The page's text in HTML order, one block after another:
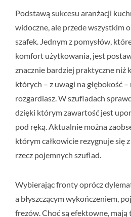
Podstawą sukcesu aranżacji
widoczne, ale przede wszystkim
szafek. Jednym z pomysłów,
komfort użytkowania, jest
znacznie bardziej praktyczne niż
których – z uwagi na głębokość
rozgardiasz. W szufladach
dzięki którym zawartość jest
pod ręką. Aktualnie można
którym całkowicie rezygnuje się
rzecz pojemnych szuflad.
Wybierając fronty oprócz
a błyszczącym wykończeniem,
frezów. Choć są efektowne, mają